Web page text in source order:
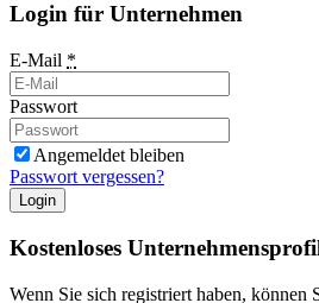
Login für Unternehmen
E-Mail *
Passwort
Angemeldet bleiben
Passwort vergessen?
Login
Kostenloses
Wenn Sie sich registriert haben, können